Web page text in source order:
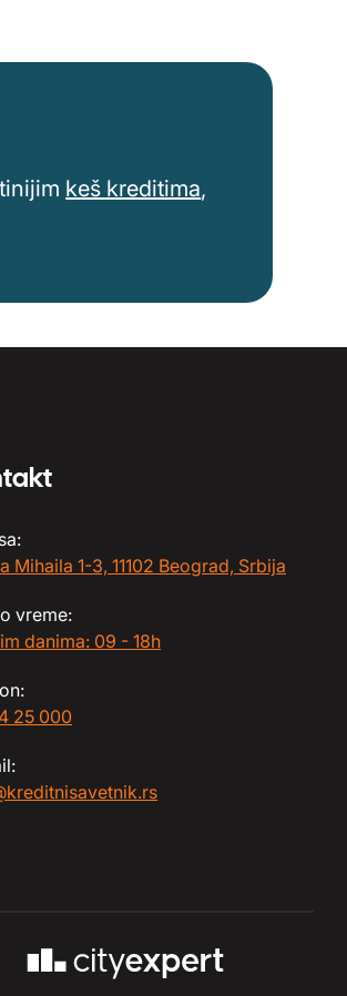
keš kreditima,
Mihaila 1-3, 11102 Beograd, Srbija
vreme:
danima: 09 - 18h
25 000